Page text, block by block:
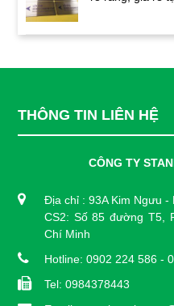
THÔNG TIN LIÊN HỆ
CÔNG TY
Địa chỉ : 93A Kim Ngưu -
CS2: Số 85 đường T5,
Chí Minh
Hotline: 0902 224 586 -
Tel: 0984378443